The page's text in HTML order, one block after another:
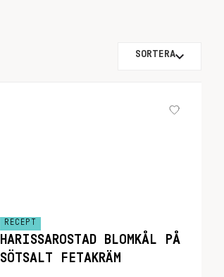
SORTERA
RECEPT
HARISSAROSTAD BLOMKÅL PÅ
SÖTSALT FETAKRÄM